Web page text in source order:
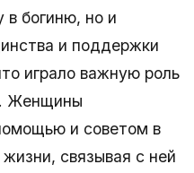
в богиню, но и
и поддержки
играло важную роль
Женщины
и советом в
связывая с ней